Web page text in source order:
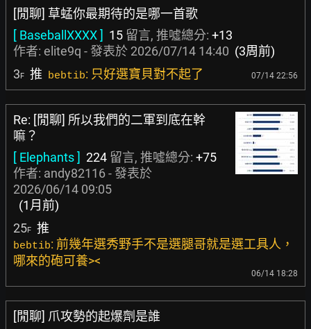
[閒聊] 草蜢你最期待的是哪一首歌
[ BaseballXXXX ] 15 留言, 推噓總分: +13
作者: elite9q - 發表於 2026/07/14 14:40 (3周前)
3F 推 bebtib: 只好選寶貝對不起了 07/14 22:56
Re: [閒聊] 所以我們的二軍到底在幹
嘛？
[ Elephants ] 224 留言, 推噓總分: +75
作者: andy82116- 發表於
2026/06/14 09:05
(1月前)
25F 推
bebtib: 前幾年選秀野手不是選腿哥就是選工具人，
哪來的砲可養><
06/14 18:28
[閒聊] 爪攻勢的起爆劑是誰